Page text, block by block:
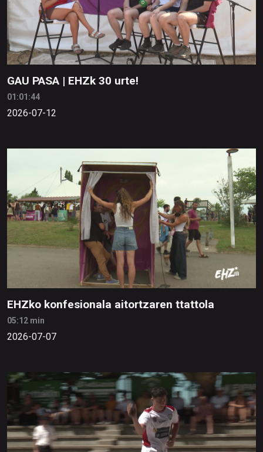
GAU PASA | EHZk 30 urte!
01:01:44
2026-07-12
EHZko konfesionala aitortzaren ttattola
05:12 min
2026-07-07